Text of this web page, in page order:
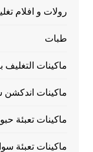
رولات و افلام
طبات
ماكينات
ماكينات اندكشن
ماكينات تعبئة
ماكينات تعبئة